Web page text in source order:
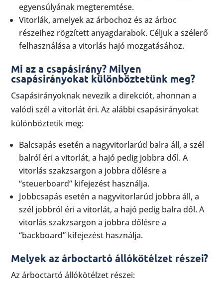
egyensúlyának megteremtése.
Vitorlák, amelyek az árbochoz és az árboc
részeihez rögzített anyagdarabok. Céljuk a szélerő
felhasználása a vitorlás hajó mozgatásához.
Mi az a csapásirány? Milyen
csapásirányokat különböztetünk meg?
Csapásirányoknak nevezik a direkciót, ahonnan a
valódi szél a vitorlát éri. Az alábbi csapásirányokat
különböztetik meg:
Balcsapás esetén a ​​nagyvitorlarúd balra áll, a szél
balról éri a vitorlát, a hajó pedig jobbra dől. A
vitorlás szakzsargon a jobbra dőlésre a
“steuerboard” kifejezést használja.
Jobbcsapás esetén a ​​nagyvitorlarúd jobbra áll, a
szél jobbról éri a vitorlát, a hajó pedig balra dől. A
vitorlás szakzsargon a jobbra dőlésre a
“backboard” kifejezést használja.
Melyek az árboctartó állókötélzet részei?
Az árboctartó állókötélzet részei: